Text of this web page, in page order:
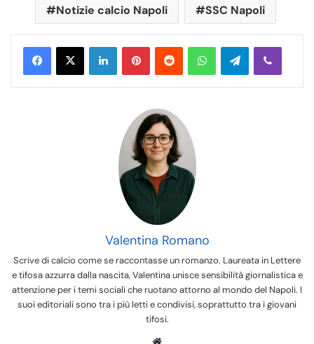
Notizie calcio Napoli SSC Napoli
WhatsApp Telegram
Valentina Romano
Scrive di calcio come se raccontasse un romanzo. Laureata in Lettere
e tifosa azzurra dalla nascita, Valentina unisce sensibilità giornalistica e
attenzione per i temi sociali che ruotano attorno al mondo del Napoli. I
suoi editoriali sono tra i più letti e condivisi, soprattutto tra i giovani
tifosi.